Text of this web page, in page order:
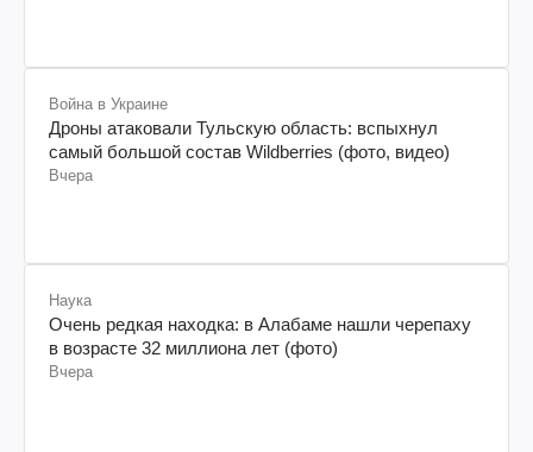
Война в Украине
Дроны атаковали Тульскую область: вспыхнул
самый большой состав Wildberries (фото, видео)
Вчера
Наука
Очень редкая находка: в Алабаме нашли черепаху
в возрасте 32 миллиона лет (фото)
Вчера